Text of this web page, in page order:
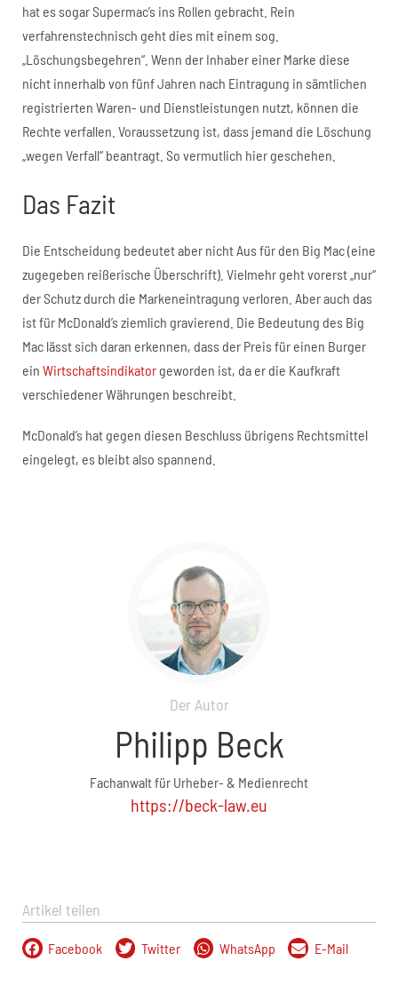
hat es sogar Supermac’s ins Rollen gebracht. Rein
verfahrenstechnisch geht dies mit einem sog.
„Löschungsbegehren“. Wenn der Inhaber einer Marke diese
nicht innerhalb von fünf Jahren nach Eintragung in sämtlichen
registrierten Waren- und Dienstleistungen nutzt, können die
Rechte verfallen. Voraussetzung ist, dass jemand die Löschung
„wegen Verfall“ beantragt. So vermutlich hier geschehen.
Das Fazit
Die Entscheidung bedeutet aber nicht Aus für den Big Mac (eine
zugegeben reißerische Überschrift). Vielmehr geht vorerst „nur“
der Schutz durch die Markeneintragung verloren. Aber auch das
ist für McDonald’s ziemlich gravierend. Die Bedeutung des Big
Mac lässt sich daran erkennen, dass der Preis für einen Burger
ein Wirtschaftsindikator geworden ist, da er die Kaufkraft
verschiedener Währungen beschreibt.
McDonald’s hat gegen diesen Beschluss übrigens Rechtsmittel
eingelegt, es bleibt also spannend.
Der Autor
Philipp Beck
Fachanwalt für Urheber- & Medienrecht
https://beck-law.eu
Artikel teilen
Facebook Twitter WhatsApp E-Mail